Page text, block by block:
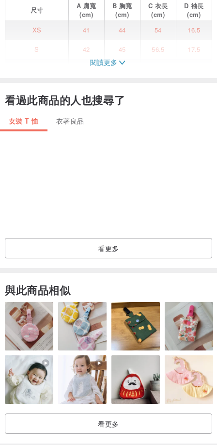
尺寸 A 肩寬
(cm)
B 胸寬
(cm)
C衣長
(cm)
D袖長
(cm)
XS
41 44 54 16.5
S 42 45 56.5 17.5
XL 48 54
【商品特色】
下身可搭配 Lounge pant by Biderman 有機棉長褲，營造出更完整的
極簡風格。
【商品規格】
產地：瑞典設計，產地印度。
材質：有機棉 100%。
建議洗滌：建議手洗，洗滌時請勿長時間浸泡，並請分開洗滌。
可低溫熨燙。請勿烘乾或漂白。
注意：由於相機、螢幕會造成色差，一切以實物為主。 此商品為貼身
衣物，購買前請先確認尺寸，一經購買後，無法提供退換貨服務唷！
閱讀更多
看過此商品的人也搜尋了
女裝 T 恤 衣著良品
看更多
與此商品相似
看更多